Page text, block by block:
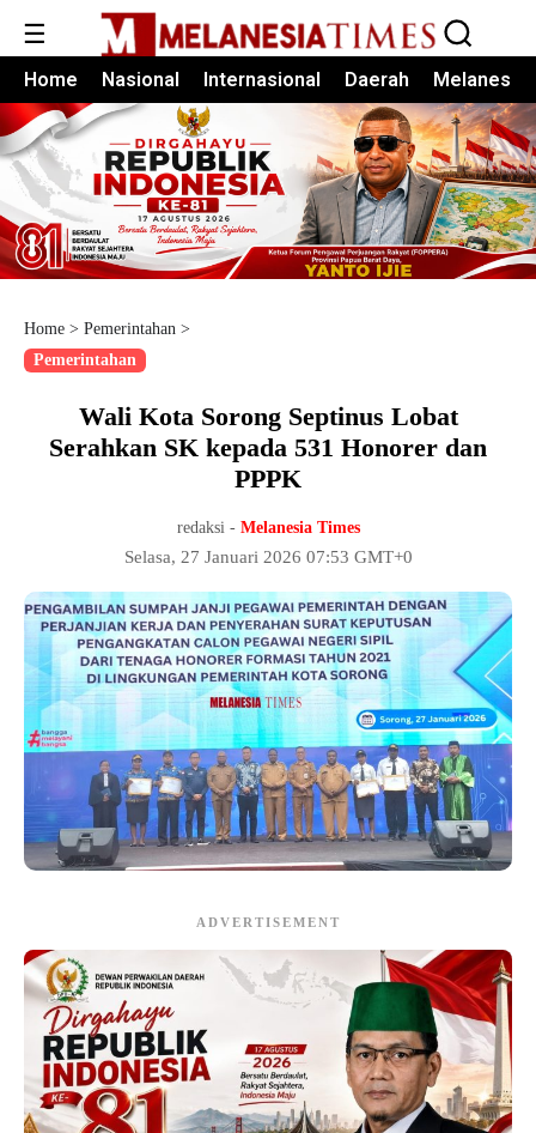
☰
Home Nasional Internasional Daerah Melanesia
Home > Pemerintahan >
Pemerintahan
Wali Kota Sorong Septinus Lobat
Serahkan SK kepada 531 Honorer dan
PPPK
redaksi - Melanesia Times
Selasa, 27 Januari 2026 07:53 GMT+0
ADVERTISEMENT